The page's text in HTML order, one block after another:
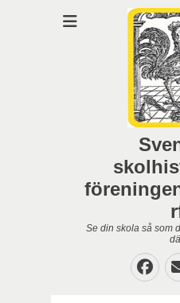
Se din skola så som